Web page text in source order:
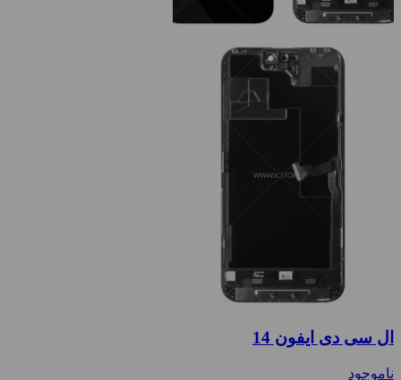
ال سی دی ایفون 14
ناموجود